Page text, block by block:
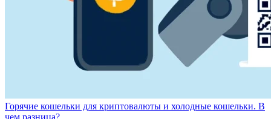
Горячие кошельки для криптовалюты и холодные кошельки. В
чем разница?